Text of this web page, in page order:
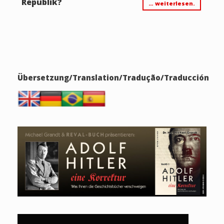
… weiterlesen.
Übersetzung/Translation/Tradução/Traducción